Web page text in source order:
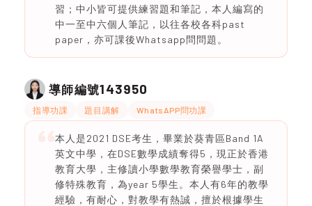
習；中小皆可提供練習題和筆記，本人編寫的
中一至中六個人筆記，以往各校各科past
paper，亦可課後Whatsapp問問題。
導師編號143950
指導功課 題目講解 WhatsAPP問功課
本人是2021 DSE考生，畢業於葵青區Band 1A
英文中學，在DSE數學成績奪得5，現正於香港
教育大學，主修讀小學數學教育榮譽學士，副
修特殊教育，為year 5學生。本人有6年的教學
經驗，有耐心，對教學有熱誠，擅於根據學生